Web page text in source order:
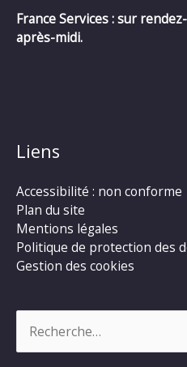
France Services : sur
après-midi.
Liens
Accessibilité : non conforme
Plan du site
Mentions légales
Politique de protection des
Gestion des cookies